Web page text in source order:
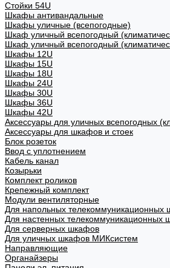
Стойки 54U
Шкафы антивандальные
Шкафы уличные (всепогодные)
Шкаф уличный всепогодный
Шкаф уличный всепогодный
Шкафы 12U
Шкафы 15U
Шкафы 18U
Шкафы 24U
Шкафы 30U
Шкафы 36U
Шкафы 42U
Аксессуары для уличных всепогодных
Аксессуары для шкафов и стоек
Блок розеток
Ввод с уплотнением
Кабель канал
Козырьки
Комплект роликов
Крепежный комплект
Модули вентиляторные
Для напольных
Для настенных телекоммуникационных
Для серверных шкафов
Для уличных шкафов МИКсистем
Направляющие
Органайзеры